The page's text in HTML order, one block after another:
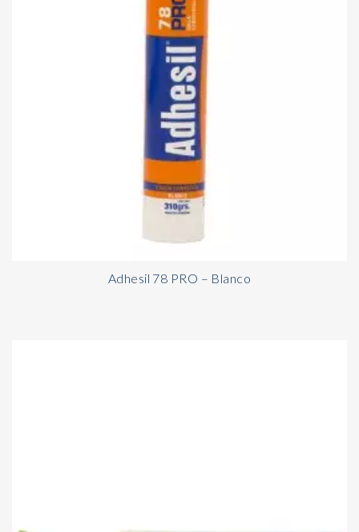
Adhesil 78 PRO – Blanco